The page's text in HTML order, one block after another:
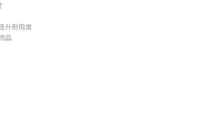
升耐用度
品